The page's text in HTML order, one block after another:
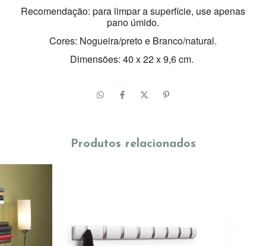
Recomendação: para limpar a superfície, use apenas
pano úmido.
Cores: Nogueira/preto e Branco/natural.
Dimensões: 40 x 22 x 9,6 cm.
Produtos relacionados